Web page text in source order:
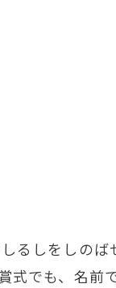
るしをしの
式でも、名前